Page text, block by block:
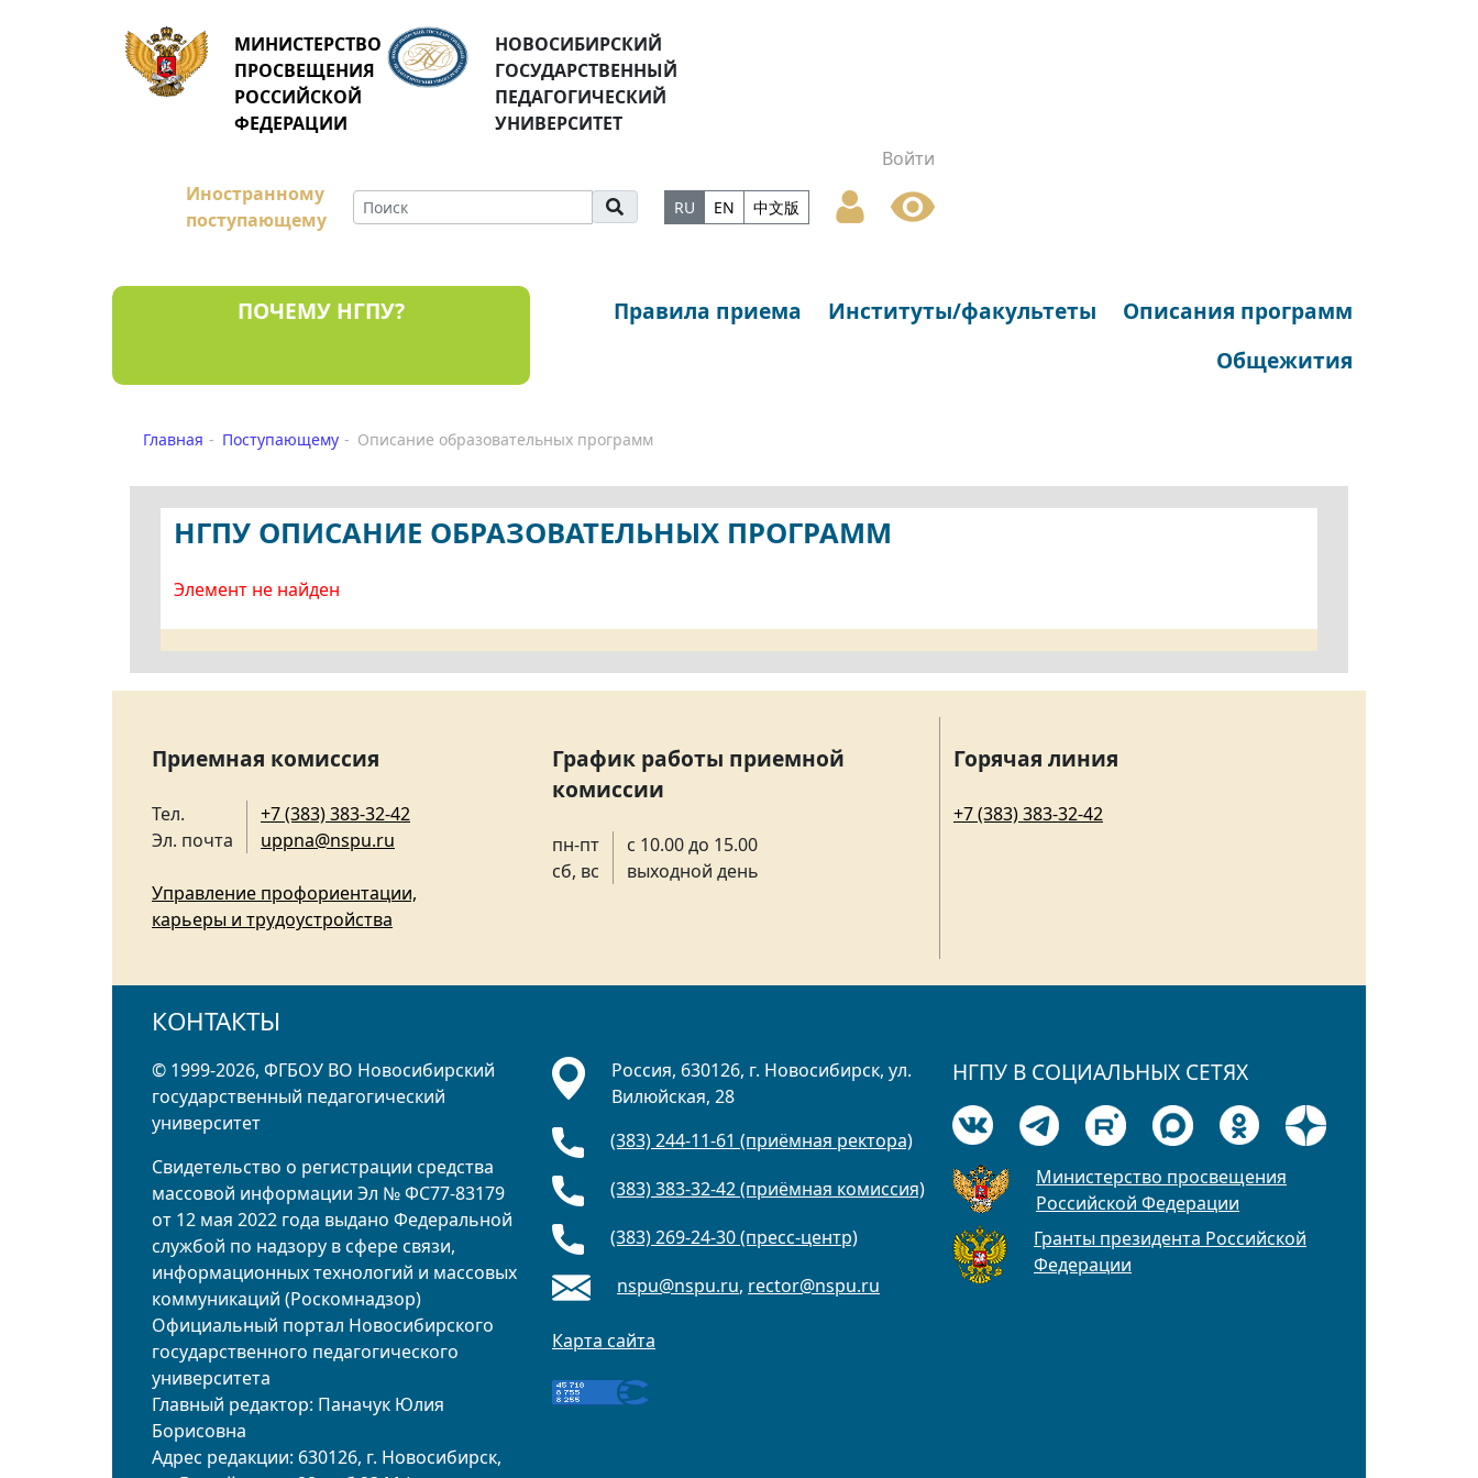
МИНИСТЕРСТВО
ПРОСВЕЩЕНИЯ
РОССИЙСКОЙ
ФЕДЕРАЦИИ
НОВОСИБИРСКИЙ
ГОСУДАРСТВЕННЫЙ
ПЕДАГОГИЧЕСКИЙ
УНИВЕРСИТЕТ
Войти
Иностранному
поступающему
RU EN 中文版
ПОЧЕМУ НГПУ? Правила приема Институты/факультеты
Описания программ
Общежития
Главная Поступающему Описание образовательных программ
НГПУ ОПИСАНИЕ ОБРАЗОВАТЕЛЬНЫХ ПРОГРАММ
Элемент не найден
Приемная комиссия
Тел.
Эл. почта
+7 (383) 383-32-42
uppna@nspu.ru
Управление профориентации,
карьеры и трудоустройства
График работы приемной
комиссии
пн-пт
сб, вс
с 10.00 до 15.00
выходной день
Горячая линия
+7 (383) 383-32-42
КОНТАКТЫ
© 1999-2026, ФГБОУ ВО Новосибирский
государственный педагогический
университет
Свидетельство о регистрации средства
массовой информации Эл № ФС77-83179
от 12 мая 2022 года выдано Федеральной
службой по надзору в сфере связи,
информационных технологий и массовых
коммуникаций (Роскомнадзор)
Официальный портал Новосибирского
государственного педагогического
университета
Главный редактор: Паначук Юлия
Борисовна
Адрес редакции: 630126, г. Новосибирск,
Россия, 630126, г. Новосибирск, ул.
Вилюйская, 28
(383) 244-11-61 (приёмная ректора)
(383) 383-32-42 (приёмная комиссия)
(383) 269-24-30 (пресс-центр)
nspu@nspu.ru, rector@nspu.ru
Карта сайта
НГПУ В СОЦИАЛЬНЫХ СЕТЯХ
Министерство просвещения
Российской Федерации
Гранты президента Российской
Федерации